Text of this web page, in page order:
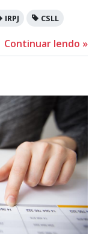
IRPJ CSLL
Continuar lendo »